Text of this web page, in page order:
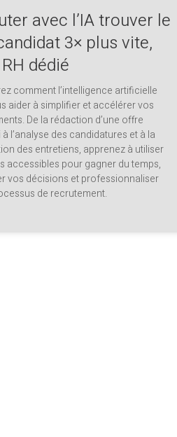
avec l’IA trouver le
3× plus vite,
dédié
comment l’intelligence artificielle
aider à simplifier et accélérer vos
De la rédaction d’une offre
à l’analyse des candidatures et à la
des entretiens, apprenez à utiliser
accessibles pour gagner du temps,
vos décisions et professionnaliser
de recrutement.